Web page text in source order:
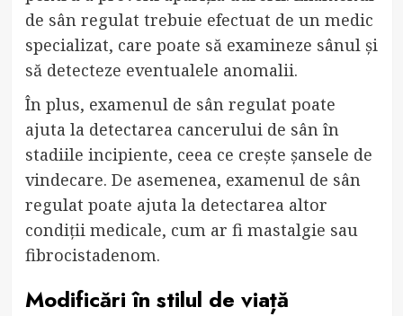
de sân regulat trebuie efectuat de un medic
specializat, care poate să examineze sânul și
să detecteze eventualele anomalii.
În plus, examenul de sân regulat poate
ajuta la detectarea cancerului de sân în
stadiile incipiente, ceea ce crește șansele de
vindecare. De asemenea, examenul de sân
regulat poate ajuta la detectarea altor
condiții medicale, cum ar fi mastalgie sau
fibrocistadenom.
Modificări în stilul de viață